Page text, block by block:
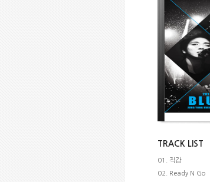
TRACK LIST
01. 직감
02. Ready N Go